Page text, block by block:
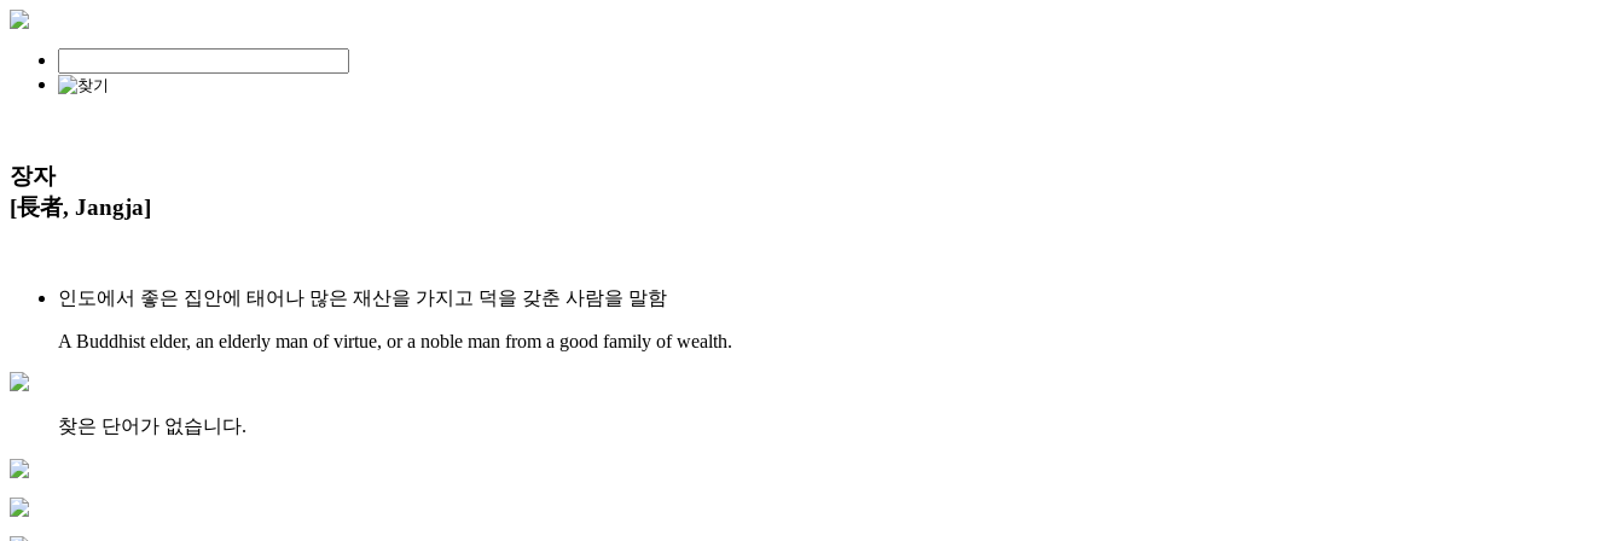
장자
[長者, Jangja]
인도에서 좋은 집안에 태어나 많은 재산을 가지고 덕을 갖춘 사람을 말함
A Buddhist elder, an elderly man of virtue, or a noble man from a good family of wealth.
찾은 단어가 없습니다.